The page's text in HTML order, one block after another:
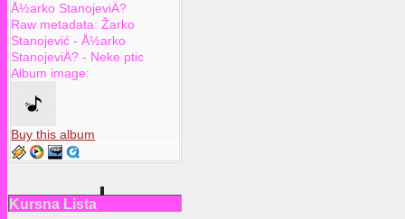
Å½arko StanojeviÄ?
Raw metadata: Žarko
Stanojević - Å½arko
StanojeviÄ? - Neke ptic
Album image:
Buy this album
Kursna Lista